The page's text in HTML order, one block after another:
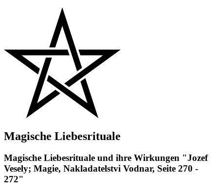
Magische Liebesrituale
Magische Liebesrituale und ihre Wirkungen "Jozef
Vesely; Magie, Nakladatelstvi Vodnar, Seite 270 -
272"